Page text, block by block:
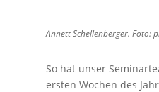
Annett Schellenberger. Foto:
So hat unser
ersten Wochen des